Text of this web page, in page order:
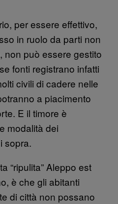
per essere effettivo,
in ruolo da parti non
non può essere gestito
fonti registrano infatti
civili di cadere nelle
a piacimento
E il timore è
modalità dei
sopra.
“ripulita” Aleppo est
è che gli abitanti
di città non possano